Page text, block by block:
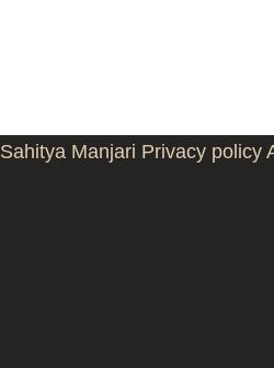
Sahitya Manjari Privacy policy